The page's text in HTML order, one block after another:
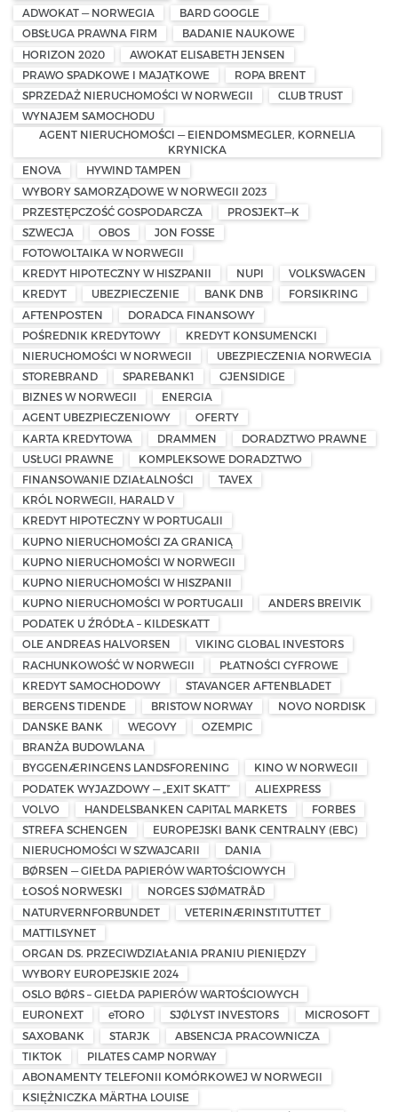
ADWOKAT — NORWEGIA
BARD GOOGLE
OBSŁUGA PRAWNA FIRM
BADANIE NAUKOWE
HORIZON 2020
AWOKAT ELISABETH JENSEN
PRAWO SPADKOWE I MAJĄTKOWE
ROPA BRENT
SPRZEDAŻ NIERUCHOMOŚCI W NORWEGII
CLUB TRUST
WYNAJEM SAMOCHODU
AGENT NIERUCHOMOŚCI — EIENDOMSMEGLER, KORNELIA
KRYNICKA
ENOVA
HYWIND TAMPEN
WYBORY SAMORZĄDOWE W NORWEGII 2023
PRZESTĘPCZOŚĆ GOSPODARCZA
PROSJEKT—K
SZWECJA
OBOS
JON FOSSE
FOTOWOLTAIKA W NORWEGII
KREDYT HIPOTECZNY W HISZPANII
NUPI
VOLKSWAGEN
KREDYT
UBEZPIECZENIE BANK DNB
FORSIKRING
AFTENPOSTEN
DORADCA FINANSOWY
POŚREDNIK KREDYTOWY
KREDYT KONSUMENCKI
NIERUCHOMOŚCI W NORWEGII
UBEZPIECZENIA NORWEGIA
STOREBRAND
SPAREBANK1
GJENSIDIGE
BIZNES W NORWEGII
ENERGIA
AGENT UBEZPIECZENIOWY
OFERTY
KARTA KREDYTOWA
DRAMMEN
DORADZTWO PRAWNE
USŁUGI PRAWNE
KOMPLEKSOWE DORADZTWO
FINANSOWANIE DZIAŁALNOŚCI
TAVEX
KRÓL NORWEGII, HARALD V
KREDYT HIPOTECZNY W PORTUGALII
KUPNO NIERUCHOMOŚCI ZA GRANICĄ
KUPNO NIERUCHOMOŚCI W NORWEGII
KUPNO NIERUCHOMOŚCI W HISZPANII
KUPNO NIERUCHOMOŚCI W PORTUGALII
ANDERS BREIVIK
PODATEK U ŹRÓDŁA – KILDESKATT
OLE ANDREAS HALVORSEN
VIKING GLOBAL INVESTORS
RACHUNKOWOŚĆ W NORWEGII
PŁATNOŚCI CYFROWE
KREDYT SAMOCHODOWY
STAVANGER AFTENBLADET
BERGENS TIDENDE
BRISTOW NORWAY
NOVO NORDISK
DANSKE BANK
WEGOVY
OZEMPIC
BRANŻA BUDOWLANA
BYGGENÆRINGENS LANDSFORENING
KINO W NORWEGII
PODATEK WYJAZDOWY — „EXIT SKATT”
ALIEXPRESS
VOLVO
HANDELSBANKEN CAPITAL MARKETS
FORBES
STREFA SCHENGEN
EUROPEJSKI BANK CENTRALNY (EBC)
NIERUCHOMOŚCI W SZWAJCARII
DANIA
BØRSEN — GIEŁDA PAPIERÓW WARTOŚCIOWYCH
ŁOSOŚ NORWESKI
NORGES SJØMATRÅD
NATURVERNFORBUNDET
VETERINÆRINSTITUTTET
MATTILSYNET
ORGAN DS. PRZECIWDZIAŁANIA PRANIU PIENIĘDZY
WYBORY EUROPEJSKIE 2024
OSLO BØRS – GIEŁDA PAPIERÓW WARTOŚCIOWYCH
EURONEXT
eTORO SJØLYST INVESTORS
MICROSOFT
SAXOBANK
STARJK
ABSENCJA PRACOWNICZA
TIKTOK
PILATES CAMP NORWAY
ABONAMENTY TELEFONII KOMÓRKOWEJ W NORWEGII
KSIĘŻNICZKA MÄRTHA LOUISE